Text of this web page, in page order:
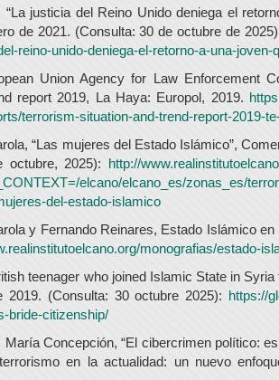
justicia del Reino Unido deniega el
de 2021. (Consulta: 30 de octubre de
reino-unido-deniega-el-retorno-a-una-
Union Agency for Law Enforcement
report 2019, La Haya: Europol, 2019.
terrorism-situation-and-trend-report-2019-
“Las mujeres del Estado Islámico”,
octubre, 2025): http://
elcano/elcano_es/zonas_es/
del-estado-islamico
y Fernando Reinares, Estado Islámico
monografias/estado-
teenager who joined Islamic State in
2019. (Consulta: 30 octubre 2025): https://
bride-citizenship/
María Concepción, “El cibercrimen político:
en la actualidad: un nuevo